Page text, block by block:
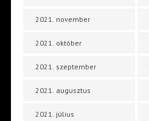
2021. november
2021. október
2021. szeptember
2021. augusztus
2021. július